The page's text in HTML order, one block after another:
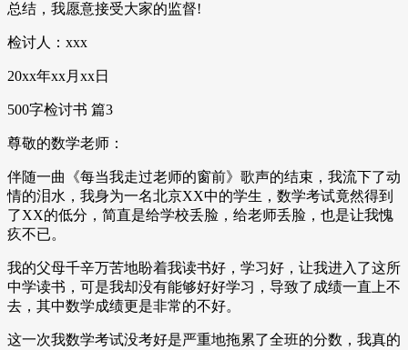
总结，我愿意接受大家的监督!
检讨人：xxx
20xx年xx月xx日
500字检讨书 篇3
尊敬的数学老师：
伴随一曲《每当我走过老师的窗前》歌声的结束，我流下了动
情的泪水，我身为一名北京XX中的学生，数学考试竟然得到
了XX的低分，简直是给学校丢脸，给老师丢脸，也是让我愧
疚不已。
我的父母千辛万苦地盼着我读书好，学习好，让我进入了这所
中学读书，可是我却没有能够好好学习，导致了成绩一直上不
去，其中数学成绩更是非常的不好。
这一次我数学考试没考好是严重地拖累了全班的分数，我真的